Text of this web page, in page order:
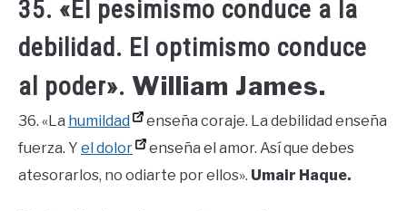
35. «El pesimismo conduce a la
debilidad. El optimismo conduce
al poder». William James.
36. «La humildad
enseña coraje. La debilidad enseña
fuerza. Y el dolor
enseña el amor. Así que debes
atesorarlos, no odiarte por ellos». Umair Haque.